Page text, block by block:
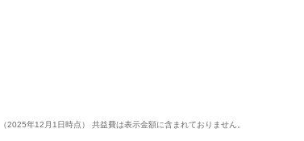
年12月1日時点） 共益費は表示金額に含まれておりません。